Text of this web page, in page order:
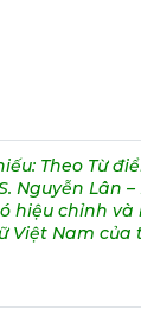
Theo Từ
Nguyễn Lân
hiệu chỉnh và
Việt Nam của